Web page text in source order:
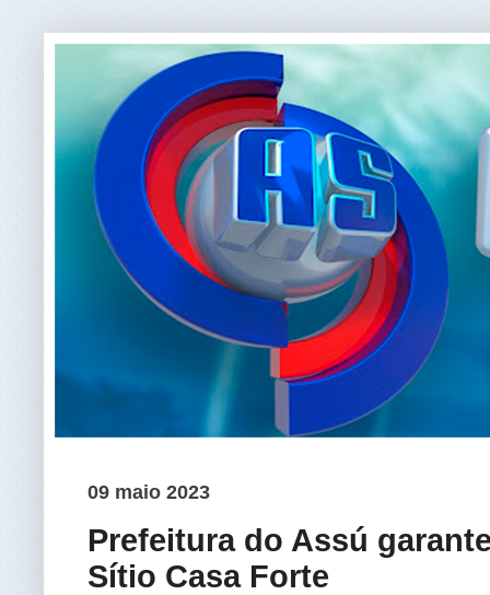
09 maio 2023
Prefeitura do Assú
Sítio Casa Forte